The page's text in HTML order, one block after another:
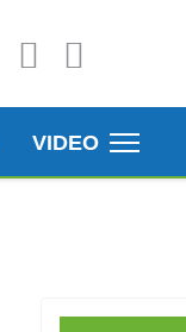
VIDEO